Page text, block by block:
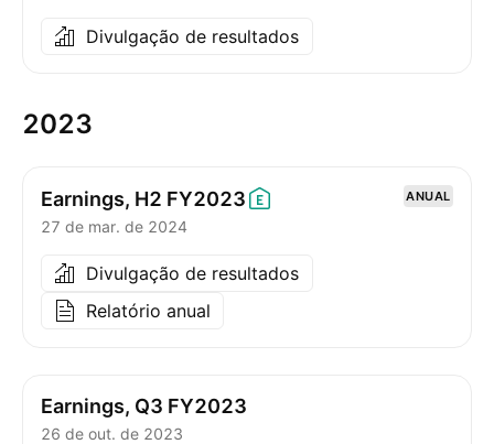
Divulgação de resultados
2023
Earnings, H2 FY2023 ANUAL
27 de mar. de 2024
Divulgação de resultados
Relatório anual
Earnings, Q3 FY2023
26 de out. de 2023